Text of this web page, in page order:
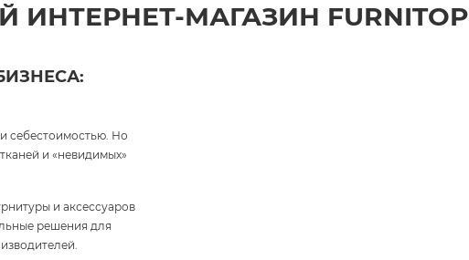
МАГАЗИН FURNITOP
себестоимостью. Но
и «невидимых»
и аксессуаров
решения для